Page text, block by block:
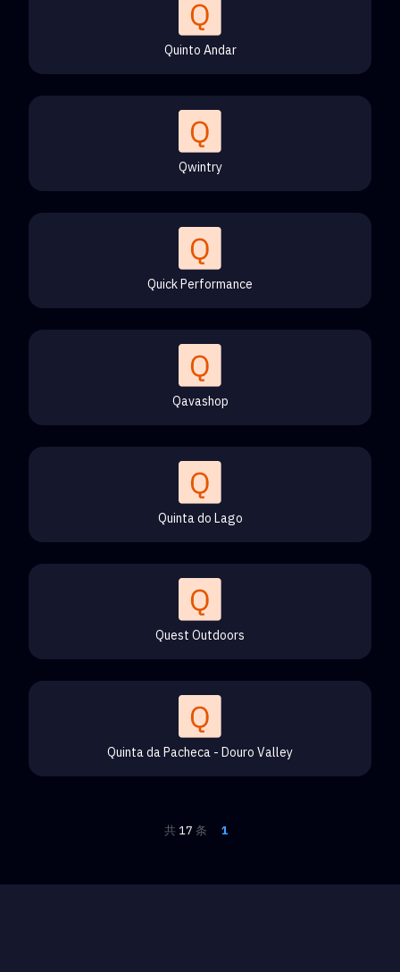
Quinto Andar
Qwintry
Quick Performance
Qavashop
Quinta do Lago
Quest Outdoors
Quinta da Pacheca - Douro Valley
共 17 条 1